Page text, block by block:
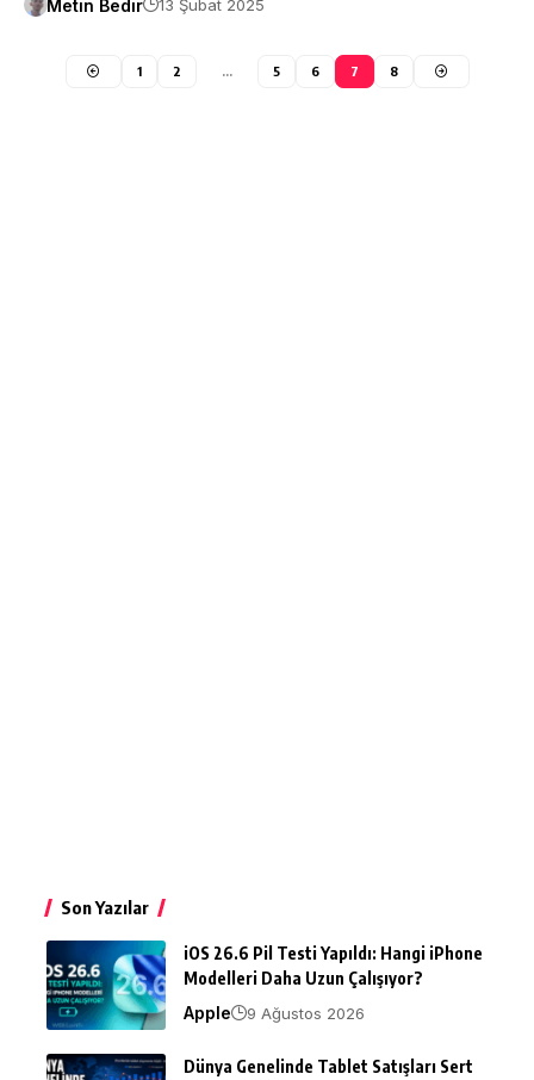
Metin Bedir 13 Şubat 2025
1 2 … 5 6 7 8
Son Yazılar
iOS 26.6 Pil Testi Yapıldı: Hangi iPhone
Modelleri Daha Uzun Çalışıyor?
Apple
9 Ağustos 2026
Dünya Genelinde Tablet Satışları Sert